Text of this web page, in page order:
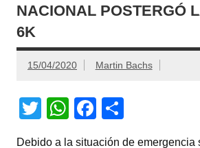
NACIONAL POSTERGÓ
6K
15/04/2020 Martin Bachs
T
W F
Debido a la situación de emergencia